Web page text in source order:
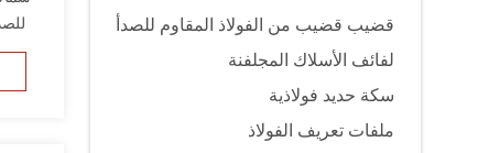
قضيب قضيب من الفولاذ المقاوم للصدأ
لفائف الأسلاك المجلفنة
سكة حديد فولاذية
ملفات تعريف الفولاذ